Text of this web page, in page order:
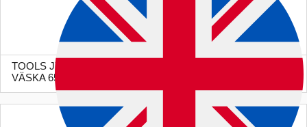
TOOLS JYKKII
VÄSKA 65L